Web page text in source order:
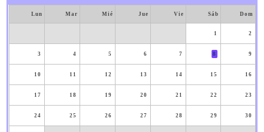
Lun Mar Mié Jue Vie Sáb Dom
1 2
3 4 5 6 7 8 9
10 11 12 13 14 15 16
17 18 19 20 21 22 23
24 25 26 27 28 29 30